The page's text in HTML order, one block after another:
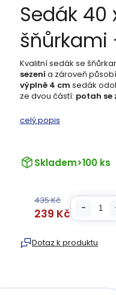
Skladem>100 ks
Kvalitní sedák se
sezenía zároveň
výplně 4 cm sedák
ze dvou částí: potah se
celý popis
Dotaz k produktu
Sedák 40
šňůrkami
435 Kč
239 Kč